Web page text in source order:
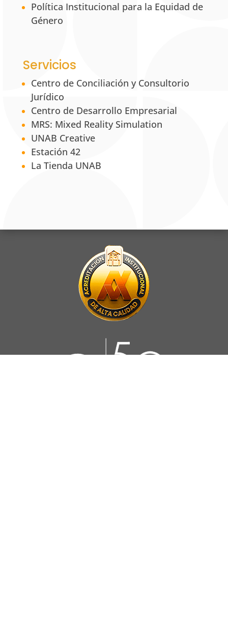
Política Institucional para la Equidad de
Género
Servicios
Centro de Conciliación y Consultorio
Jurídico
Centro de Desarrollo Empresarial
MRS: Mixed Reality Simulation
UNAB Creative
Estación 42
La Tienda UNAB